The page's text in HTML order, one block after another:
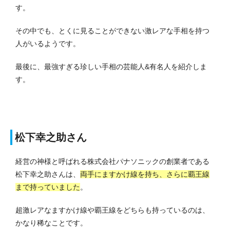
す。
その中でも、とくに見ることができない激レアな手相を持つ
人がいるようです。
最後に、最強すぎる珍しい手相の芸能人&有名人を紹介しま
す。
松下幸之助さん
経営の神様と呼ばれる株式会社パナソニックの創業者である
松下幸之助さんは、 両手にますかけ線を持ち、さらに覇王線
まで持っていました。
超激レアなますかけ線や覇王線をどちらも持っているのは、
かなり稀なことです。